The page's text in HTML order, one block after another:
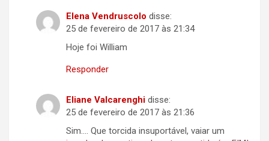
Elena Vendruscolo disse:
25 de fevereiro de 2017 às 21:34
Hoje foi William
Responder
Eliane Valcarenghi disse:
25 de fevereiro de 2017 às 21:36
Sim…. Que torcida insuportável, vaiar um